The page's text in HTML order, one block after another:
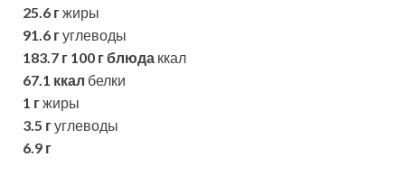
25.6 гжиры
91.6 гуглеводы
183.7 г 100 г блюда ккал
67.1 ккал белки
1 гжиры
3.5 гуглеводы
6.9 г